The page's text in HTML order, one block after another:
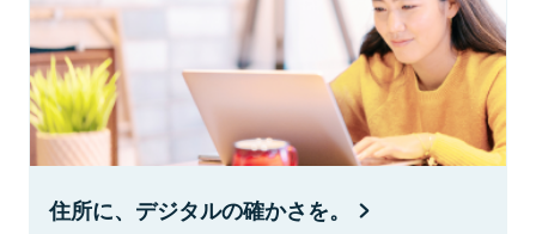
住所に、デジタルの確かさを。